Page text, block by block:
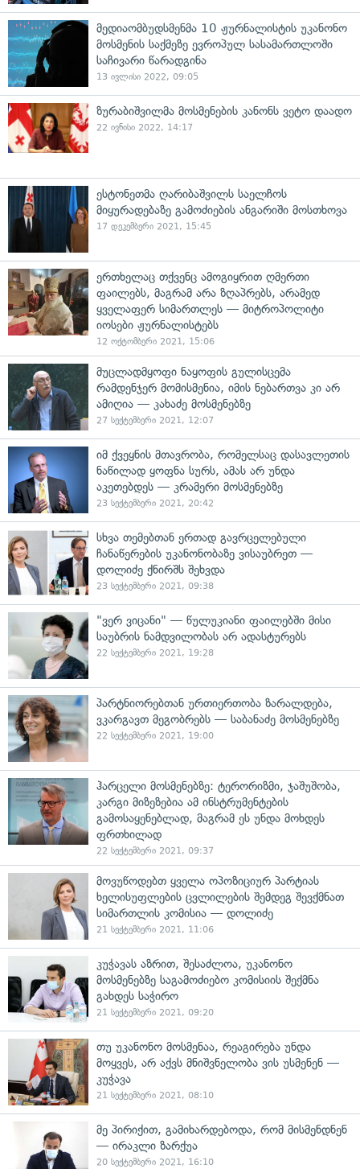
მედიაომბუდსმენმა 10 ჟურნალისტის უკანონო
მოსმენის საქმეზე ევროპულ სასამართლოში
საჩივარი წარადგინა
13 ივლისი 2022, 09:05
ზურაბიშვილმა მოსმენების კანონს ვეტო დაადო
22 ივნისი 2022, 14:17
ესტონეთმა ღარიბაშვილს საელჩოს
მიყურადებაზე გამოძიების ანგარიში მოსთხოვა
17 დეკემბერი 2021, 15:45
ერთხელაც თქვენც ამოგიყრით ღმერთი
ფაილებს, მაგრამ არა ზღაპრებს, არამედ
ყველაფერ სიმართლეს — მიტროპოლიტი
იოსები ჟურნალისტებს
12 ოქტომბერი 2021, 15:06
მუცლადმყოფი ნაყოფის გულისცემა
რამდენჯერ მომისმენია, იმის ნებართვა კი არ
ამიღია — კახაძე მოსმენებზე
27 სექტემბერი 2021, 12:07
იმ ქვეყნის მთავრობა, რომელსაც დასავლეთის
ნაწილად ყოფნა სურს, ამას არ უნდა
აკეთებდეს — კრამერი მოსმენებზე
23 სექტემბერი 2021, 20:42
სხვა თემებთან ერთად გავრცელებული
ჩანაწერების უკანონობაზე ვისაუბრეთ —
დოლიძე ქნირშს შეხვდა
23 სექტემბერი 2021, 09:38
"ვერ ვიცანი" — წულუკიანი ფაილებში მისი
საუბრის ნამდვილობას არ ადასტურებს
22 სექტემბერი 2021, 19:28
პარტნიორებთან ურთიერთობა ზარალდება,
ვკარგავთ მეგობრებს — საბანაძე მოსმენებზე
22 სექტემბერი 2021, 19:00
ჰარცელი მოსმენებზე: ტერორიზმი, ჯაშუშობა,
კარგი მიზეზებია ამ ინსტრუმენტების
გამოსაყენებლად, მაგრამ ეს უნდა მოხდეს
ფრთხილად
22 სექტემბერი 2021, 09:37
მოვუწოდებთ ყველა ოპოზიციურ პარტიას
ხელისუფლების ცვლილების შემდეგ შევქმნათ
სიმართლის კომისია — დოლიძე
21 სექტემბერი 2021, 11:06
კუჭავას აზრით, შესაძლოა, უკანონო
მოსმენებზე საგამოძიებო კომისიის შექმნა
გახდეს საჭირო
21 სექტემბერი 2021, 09:20
თუ უკანონო მოსმენაა, რეაგირება უნდა
მოყვეს, არ აქვს მნიშვნელობა ვის უსმენენ —
კუჭავა
21 სექტემბერი 2021, 08:10
მე პირიქით, გამიხარდებოდა, რომ მისმენდნენ
— ირაკლი ზარქუა
20 სექტემბერი 2021, 16:10